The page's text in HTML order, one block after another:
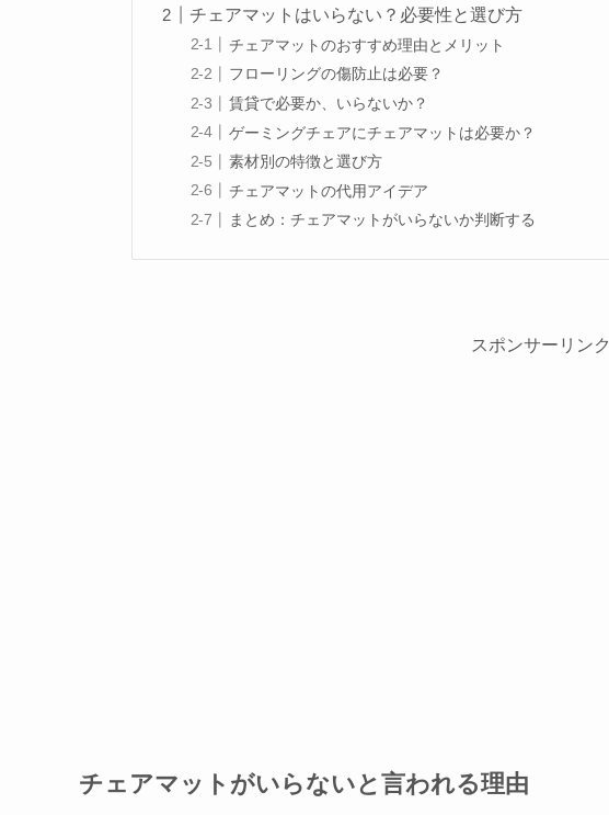
チェアマットはいらない？必要性と選び方
チェアマットのおすすめ理由とメリット
フローリングの傷防止は必要？
賃貸で必要か、いらないか？
ゲーミングチェアにチェアマットは必要か？
素材別の特徴と選び方
チェアマットの代用アイデア
まとめ：チェアマットがいらないか判断する
スポンサーリンク
チェアマットがいらないと言われる理由